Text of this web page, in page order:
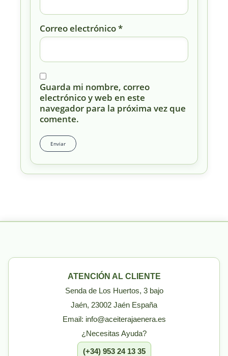
Correo electrónico*
Guarda mi nombre, correo
electrónico y web en este
navegador para la próxima vez que
comente.
ATENCIÓN AL CLIENTE
Senda de Los Huertos, 3 bajo
Jaén, 23002 Jaén España
Email: info@aceiterajaenera.es
¿Necesitas Ayuda?
(+34) 953 24 13 35